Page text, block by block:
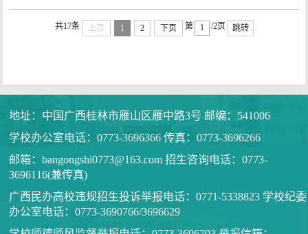
共17条 上页 1 2 下页 第 /2页 跳转
地址：中国广西桂林市雁山区雁中路3号 邮编：541006
学校办公室电话：0773-3696366 传真：0773-3696266
邮箱：bangongshi0773@163.com 招生咨询电话：0773-
3696116(兼传真)
广西民办高校违规招生投诉举报电话：0771-5338823 学校纪委
办公室电话：0773-3690766/3696629